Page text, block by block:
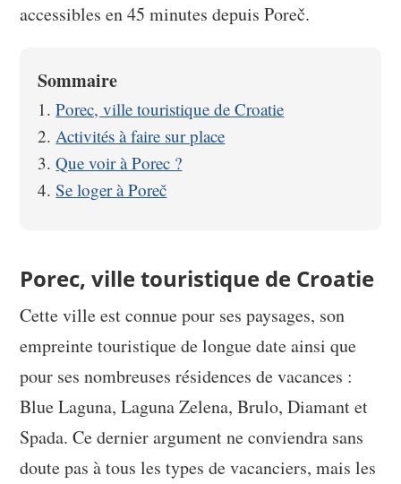
accessibles en 45 minutes depuis Poreč.
Sommaire
Porec, ville touristique de Croatie
Activités à faire sur place
Que voir à Porec ?
Se loger à Poreč
Porec, ville touristique de Croatie
Cette ville est connue pour ses paysages, son
empreinte touristique de longue date ainsi que
pour ses nombreuses résidences de vacances :
Blue Laguna, Laguna Zelena, Brulo, Diamant et
Spada. Ce dernier argument ne conviendra sans
doute pas à tous les types de vacanciers, mais les